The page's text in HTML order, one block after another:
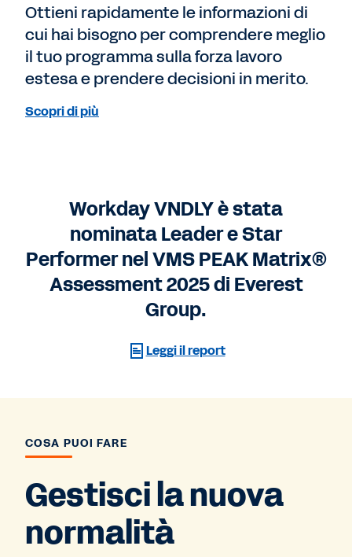
Ottieni rapidamente le informazioni di
cui hai bisogno per comprendere meglio
il tuo programma sulla forza lavoro
estesa e prendere decisioni in merito.
Scopri di più
Workday VNDLY è stata
nominata Leader e Star
Performer nel VMS PEAK Matrix®
Assessment 2025 di Everest
Group.
Leggi il report
COSA PUOI FARE
Gestisci la nuova
normalità